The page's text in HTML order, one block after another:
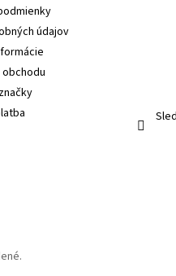
údajov